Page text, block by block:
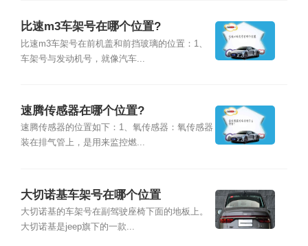
比速m3车架号在哪个位置?
比速m3车架号在前机盖和前挡玻璃的位置：1、
车架号与发动机号，就像汽车...
速腾传感器在哪个位置?
速腾传感器的位置如下：1、氧传感器：氧传感器
装在排气管上，是用来监控燃...
大切诺基车架号在哪个位置
大切诺基的车架号在副驾驶座椅下面的地板上。
大切诺基是jeep旗下的一款...